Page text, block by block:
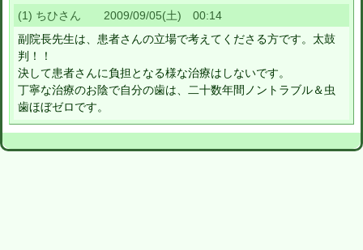
(1) ちひさん 2009/09/05(土) 00:14
副院長先生は、患者さんの立場で考えてくださる方です。太鼓
判！！
決して患者さんに負担となる様な治療はしないです。
丁寧な治療のお陰で自分の歯は、二十数年間ノントラブル＆虫
歯ほぼゼロです。